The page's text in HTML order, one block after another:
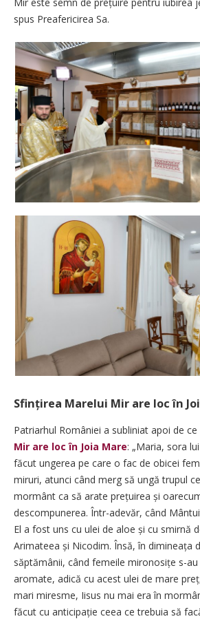
spus Preafericirea Sa.
Sfințirea Marelui Mir are loc în
Patriarhul României a subliniat apoi de ce
Mir are loc în Joia Mare: „Maria, sora
făcut ungerea pe care o fac de obicei
miruri, atunci când merg să ungă trupul
mormânt ca să arate prețuirea și
descompunerea. Într-adevăr, când
El a fost uns cu ulei de aloe și cu smirnă
Arimateea și Nicodim. Însă, în dimineața
săptămânii, când femeile mironosițe s-au
aromate, adică cu acest ulei de mare
mari miresme, Iisus nu mai era în
făcut cu antici­pație ceea ce trebuia să